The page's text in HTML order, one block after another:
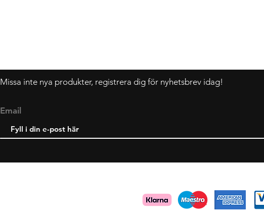
Missa inte nya produkter, registrera dig för nyhetsbrev idag!
Email